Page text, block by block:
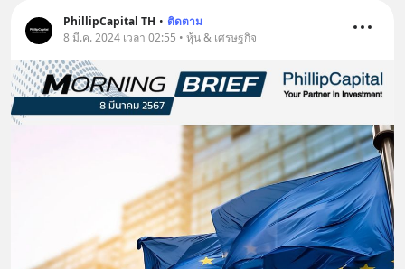
PhillipCapital TH • ติดตาม
8 มี.ค. 2024 เวลา 02:55 • หุ้น & เศรษฐกิจ